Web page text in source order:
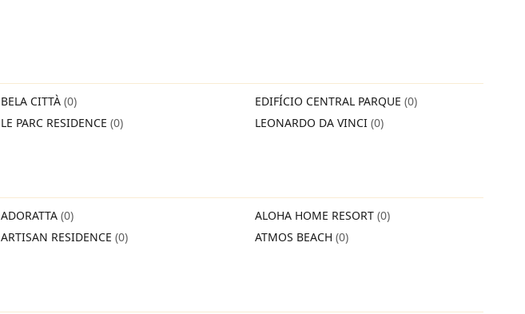
BELA CITTÀ (0) EDIFÍCIO CENTRAL PARQUE (0)
LE PARC RESIDENCE (0) LEONARDO DA VINCI (0)
ADORATTA (0) ALOHA HOME RESORT (0)
ARTISAN RESIDENCE (0) ATMOS BEACH (0)